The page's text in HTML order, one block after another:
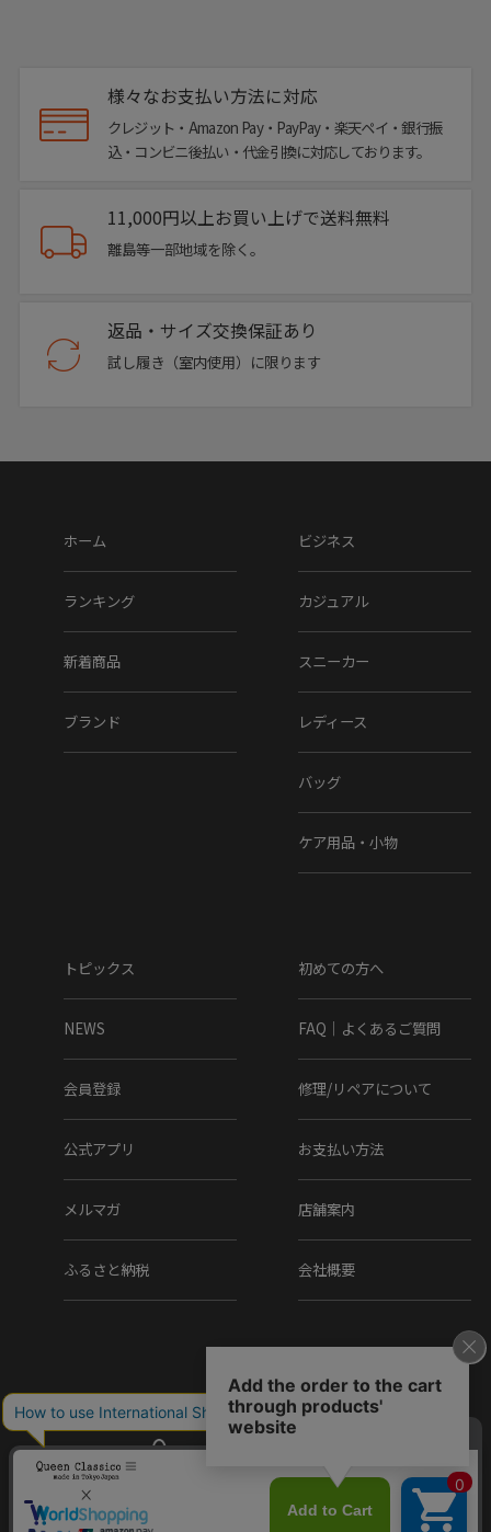
グリス/アズール
※クリックで商品が新ウィンドウで開きます。
足を包み込むような柔らかい履き心地。これがマグナーニの最大の特
徴です。 1954年、スペインのアルマンサで創業し、3世代に渡って丁寧
な靴作りを継承しているマグナーニ。 得意とする製法は、『ボロネー
ドが高く、ラスト、色入れ、エレガントなデザイン性など、細部に至
るまで職人の拘りが詰まっています。
Item Information
Made in Spain / スペイン製
▼品番
26087graz
様々なお支払い方法に対応
クレジット・Amazon Pay・PayPay・楽天ペイ・銀行振
込・コンビニ後払い・代金引換に対応しております。
11,000円以上お買い上げで送料無料
離島等一部地域を除く。
返品・サイズ交換保証あり
試し履き（室内使用）に限ります
ホーム
ランキング
新着商品
ブランド
ビジネス
カジュアル
スニーカー
レディース
バッグ
ケア用品・小物
トピックス
NEWS
会員登録
公式アプリ
メルマガ
ふるさと納税
初めての方へ
FAQ｜よくあるご質問
修理/リペアについて
お支払い方法
店舗案内
会社概要
Copyright (C) Q.R.C Co., Ltd. All Rights reserved.